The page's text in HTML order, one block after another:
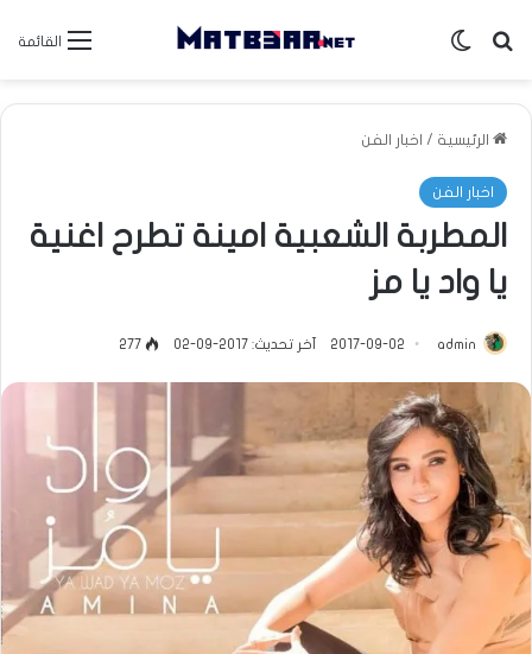
القائمة بحث عنالوضع المظلم
الرئيسية / اخبار الفن
اخبار الفن
المطربة الشعبية امينة تطرح اغنية
يا واد يا مز
admin
2017-09-02 آخر تحديث: 2017-09-02 277